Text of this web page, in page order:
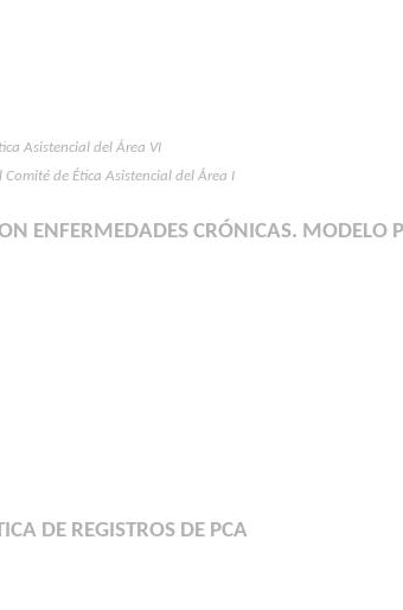
Asistencial del Área VI
de Ética Asistencial del Área I
ENFERMEDADES CRÓNICAS. MODELO
DE REGISTROS DE PCA